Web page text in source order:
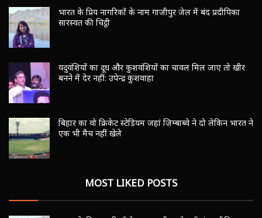
भारत के प्रिय नागरिकों के नाम गाजीपुर जेल में बंद प्रदीपिका
सारस्वत की चिट्ठी
यदुवंशियों का दूध और कुशवंशियों का चावल मिल जाए तो खीर
बनने में देर नहीं: उपेन्द्र कुशवाहा
बिहार का वो क्रिकेट स्टेडियम जहां ज़िम्बाब्वे ने दो लेकिन भारत ने
एक भी मैच नहीं खेले
MOST LIKED POSTS